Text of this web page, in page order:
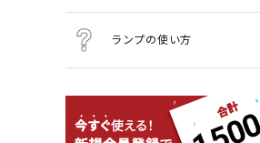
ランプの使い方